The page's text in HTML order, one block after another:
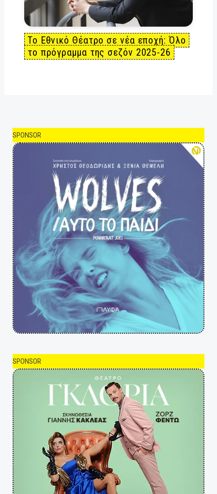
Το Εθνικό Θέατρο σε νέα εποχή: Όλο
το πρόγραμμα της σεζόν 2025-26
SPONSOR
SPONSOR